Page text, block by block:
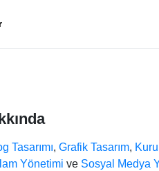
Tasarımı, Grafik Tasarım,
Yönetimi ve Sosyal Medya